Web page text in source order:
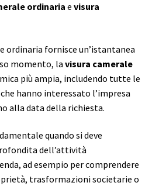
ordinaria e visura
ordinaria fornisce un’istantanea
momento, la visura camerale
più ampia, includendo tutte le
hanno interessato l’impresa
alla data della richiesta.
quando si deve
dell’attività
ad esempio per comprendere
trasformazioni societarie o